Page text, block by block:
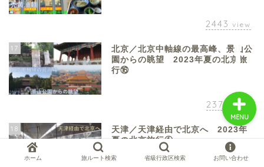
2443 view
17
北京／北京中軸線の最高峰、景山公
園からの眺望 2023年夏の北京旅
行⑯
2371 view
18
天津／天津経由で北京へ 2023年
夏の北京旅行①
ホーム 旅ルート検索 省級行政区検索 お問い合わせ
MENU
中国麺ランキング